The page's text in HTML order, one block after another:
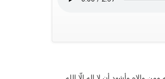
والاه وأشهد أن لا إله إلّا الله